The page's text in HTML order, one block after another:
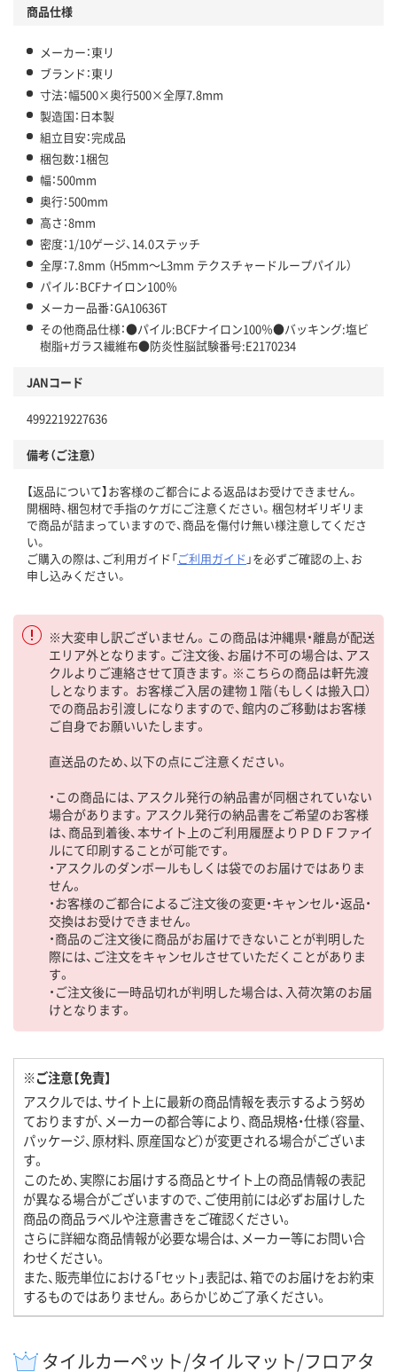
商品仕様
メーカー：東リ
ブランド：東リ
寸法：幅500×奥行500×全厚7.8mm
製造国：日本製
組立目安：完成品
梱包数：1梱包
幅：500mm
奥行：500mm
高さ：8mm
密度：1/10ゲージ、14.0ステッチ
全厚：7.8mm （H5mm～L3mm テクスチャードループパイル）
パイル：BCFナイロン100％
メーカー品番：GA10636T
その他商品仕様：●パイル:BCFナイロン100％●バッキング:塩ビ
樹脂+ガラス繊維布●防炎性脳試験番号:E2170234
JANコード
4992219227636
備考（ご注意）
【返品について】お客様のご都合による返品はお受けできません。
開梱時、梱包材で手指のケガにご注意ください。梱包材ギリギリま
で商品が詰まっていますので、商品を傷付け無い様注意してくださ
い。
ご購入の際は、ご利用ガイド「ご利用ガイド 」を必ずご確認の上、お
申し込みください。
※大変申し訳ございません。この商品は沖縄県・離島が配送
エリア外となります。ご注文後、お届け不可の場合は、アス
クルよりご連絡させて頂きます。※こちらの商品は軒先渡
しとなります。 お客様ご入居の建物１階（もしくは搬入口）
での商品お引渡しになりますので、館内のご移動はお客様
ご自身でお願いいたします。
直送品のため、以下の点にご注意ください。
・この商品には、アスクル発行の納品書が同梱されていない
場合があります。アスクル発行の納品書をご希望のお客様
は、商品到着後、本サイト上のご利用履歴よりＰＤＦファイ
ルにて印刷することが可能です。
・アスクルのダンボールもしくは袋でのお届けではありま
せん。
・お客様のご都合によるご注文後の変更・キャンセル・返品・
交換はお受けできません。
・商品のご注文後に商品がお届けできないことが判明した
際には、ご注文をキャンセルさせていただくことがありま
す。
・ご注文後に一時品切れが判明した場合は、入荷次第のお届
けとなります。
※ご注意【免責】
アスクルでは、サイト上に最新の商品情報を表示するよう努め
ておりますが、メーカーの都合等により、商品規格・仕様（容量、
パッケージ、原材料、原産国など）が変更される場合がございま
す。
このため、実際にお届けする商品とサイト上の商品情報の表記
が異なる場合がございますので、ご使用前には必ずお届けした
商品の商品ラベルや注意書きをご確認ください。
さらに詳細な商品情報が必要な場合は、メーカー等にお問い合
わせください。
また、販売単位における「セット」表記は、箱でのお届けをお約束
するものではありません。あらかじめご了承ください。
タイルカーペット/タイルマット/フロアタ